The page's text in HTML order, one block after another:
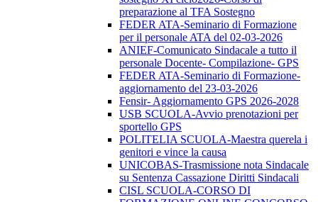
preparazione al TFA Sostegno
FEDER ATA-Seminario di Formazione
per il personale ATA del 02-03-2026
ANIEF-Comunicato Sindacale a tutto il
personale Docente- Compilazione- GPS
FEDER ATA-Seminario di Formazione-
aggiornamento del 23-03-2026
Fensir- Aggiornamento GPS 2026-2028
USB SCUOLA-Avvio prenotazioni per
sportello GPS
POLITELIA SCUOLA-Maestra querela i
genitori e vince la causa
UNICOBAS-Trasmissione nota Sindacale
su Sentenza Cassazione Diritti Sindacali
CISL SCUOLA-CORSO DI